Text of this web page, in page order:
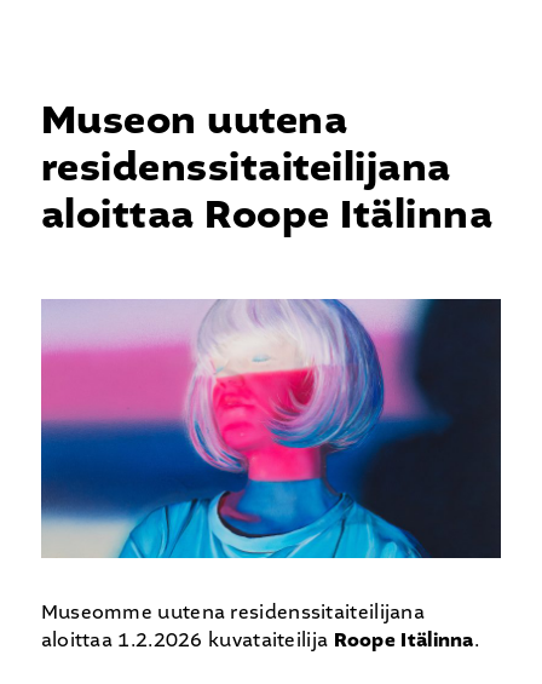
Museon uutena
residenssitaiteilijana
aloittaa Roope Itälinna
Museomme uutena residenssitaiteilijana
aloittaa 1.2.2026 kuvataiteilija Roope Itälinna.